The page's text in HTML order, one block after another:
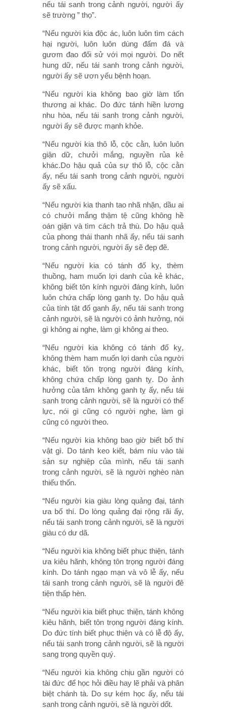
nếu tái sanh trong cảnh người, người ấy
sẽ trường ” thọ”.
“Nếu người kia độc ác, luôn luôn tìm cách
hại người, luôn luôn dùng đấm đá và
gươm đao đối sử với mọi người. Do nết
hung dữ, nếu tái sanh trong cảnh người,
người ấy sẽ ươn yếu bệnh hoạn.
“Nếu người kia không bao giờ làm tổn
thương ai khác. Do đức tánh hiền lương
nhu hòa, nếu tái sanh trong cảnh người,
người ấy sẽ được mạnh khỏe.
“Nếu người kia thô lỗ, cộc cằn, luôn luôn
giận dữ, chưởi mắng, nguyền rủa kẻ
khác.Do hậu quả của sự thô lỗ, cộc cằn
ấy, nếu tái sanh trong cảnh người, người
ấy sẽ xấu.
“Nếu người kia thanh tao nhã nhặn, dầu ai
có chưởi mắng thậm tệ cũng không hề
oán giận và tìm cách trả thù. Do hậu quả
của phong thái thanh nhã ấy, nếu tái sanh
trong cảnh người, người ấy sẽ đẹp đẽ.
“Nếu người kia có tánh đố kỵ, thèm
thuồng, ham muốn lợi danh của kẻ khác,
không biết tôn kính người đáng kính, luôn
luôn chứa chấp lòng ganh tỵ. Do hậu quả
của tính tật đố ganh ấy, nếu tái sanh trong
cảnh người, sẽ là người có ảnh hưởng, nói
gì không ai nghe, làm gì không ai theo.
“Nếu người kia không có tánh đố kỵ,
không thèm ham muốn lợi danh của người
khác, biết tôn trọng người đáng kính,
không chứa chấp lòng ganh tỵ. Do ảnh
hưởng của tâm không ganh tỵ ấy, nếu tái
sanh trong cảnh người, sẽ là người có thế
lực, nói gì cũng có người nghe, làm gì
cũng có người theo.
“Nếu người kia không bao giờ biết bố thí
vật gì. Do tánh keo kiết, bám níu vào tài
sản sự nghiệp của mình, nếu tái sanh
trong cảnh người, sẽ là người nghèo nàn
thiếu thốn.
“Nếu người kia giàu lòng quảng đại, tánh
ưa bố thí. Do lòng quảng đại rộng rãi ấy,
nếu tái sanh trong cảnh người, sẽ là người
giàu có dư dã.
“Nếu người kia không biết phục thiện, tánh
ưa kiêu hãnh, không tôn trọng người đáng
kính. Do tánh ngạo mạn và vô lễ ấy, nếu
tái sanh trong cảnh người, sẽ là người đê
tiện thấp hèn.
“Nếu người kia biết phục thiện, tánh không
kiêu hãnh, biết tôn trọng người đáng kính.
Do đức tính biết phục thiện và có lễ độ ấy,
nếu tái sanh trong cảnh người, sẽ là người
sang trọng quyền quý.
“Nếu người kia không chịu gần người có
tài đức để học hỏi điều hay lẽ phải và phân
biệt chánh tà. Do sự kém học ấy, nếu tái
sanh trong cảnh người, sẽ là người dốt.